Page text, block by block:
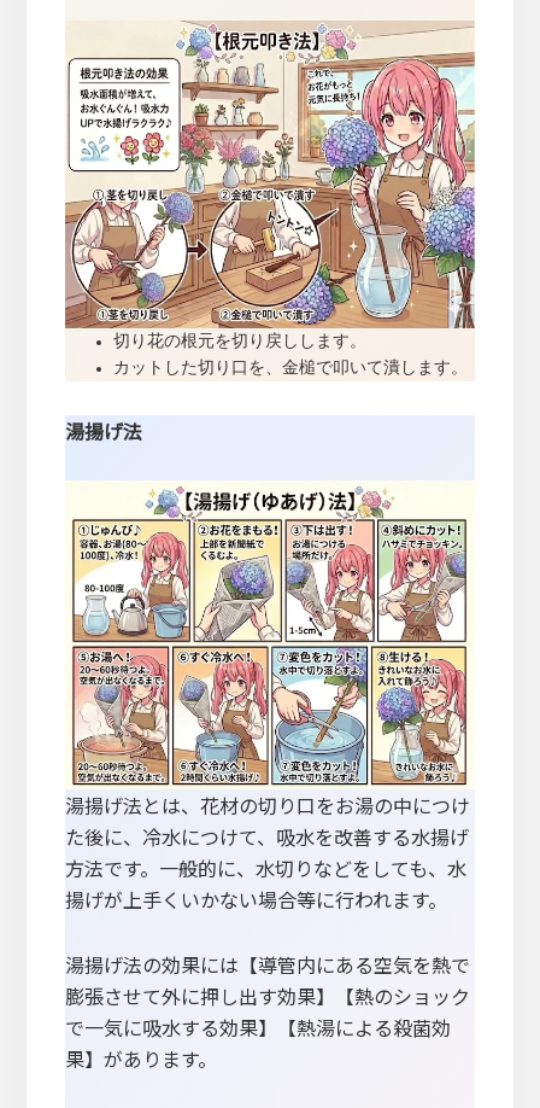
切り花の根元を切り戻しします。
カットした切り口を、金槌で叩いて潰します。
湯揚げ法
湯揚げ法とは、花材の切り口をお湯の中につけ
た後に、冷水につけて、吸水を改善する水揚げ
方法です。一般的に、水切りなどをしても、水
揚げが上手くいかない場合等に行われます。
湯揚げ法の効果には【導管内にある空気を熱で
膨張させて外に押し出す効果】【熱のショック
で一気に吸水する効果】【熱湯による殺菌効
果】があります。